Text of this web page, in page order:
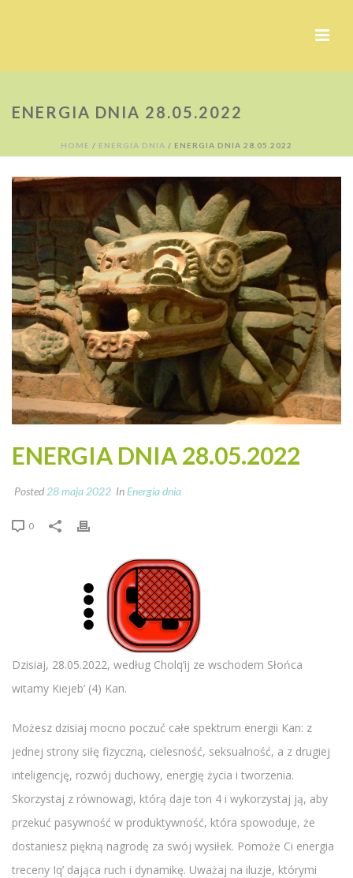
ENERGIA DNIA 28.05.2022
HOME / ENERGIA DNIA / ENERGIA DNIA 28.05.2022
ENERGIA DNIA 28.05.2022
Posted 28 maja 2022 In Energia dnia
0
Dzisiaj, 28.05.2022, według Cholq’ij ze wschodem Słońca
witamy Kiejeb’ (4) Kan.
Możesz dzisiaj mocno poczuć całe spektrum energii Kan: z
jednej strony siłę fizyczną, cielesność, seksualność, a z drugiej
inteligencję, rozwój duchowy, energię życia i tworzenia.
Skorzystaj z równowagi, którą daje ton 4 i wykorzystaj ją, aby
przekuć pasywność w produktywność, która spowoduje, że
dostaniesz piękną nagrodę za swój wysiłek. Pomoże Ci energia
treceny Iq’ dająca ruch i dynamikę. Uważaj na iluzje, którymi